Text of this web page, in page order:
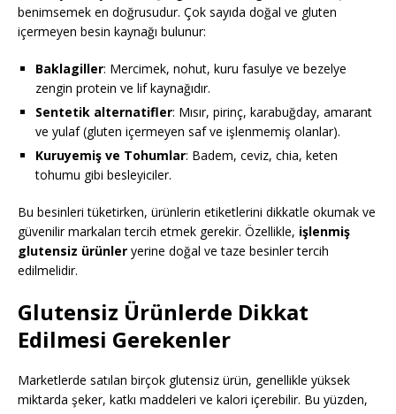
benimsemek en doğrusudur. Çok sayıda doğal ve gluten
içermeyen besin kaynağı bulunur:
Baklagiller: Mercimek, nohut, kuru fasulye ve bezelye
zengin protein ve lif kaynağıdır.
Sentetik alternatifler: Mısır, pirinç, karabuğday, amarant
ve yulaf (gluten içermeyen saf ve işlenmemiş olanlar).
Kuruyemiş ve Tohumlar: Badem, ceviz, chia, keten
tohumu gibi besleyiciler.
Bu besinleri tüketirken, ürünlerin etiketlerini dikkatle okumak ve
güvenilir markaları tercih etmek gerekir. Özellikle, işlenmiş
glutensiz ürünler yerine doğal ve taze besinler tercih
edilmelidir.
Glutensiz Ürünlerde Dikkat
Edilmesi Gerekenler
Marketlerde satılan birçok glutensiz ürün, genellikle yüksek
miktarda şeker, katkı maddeleri ve kalori içerebilir. Bu yüzden,